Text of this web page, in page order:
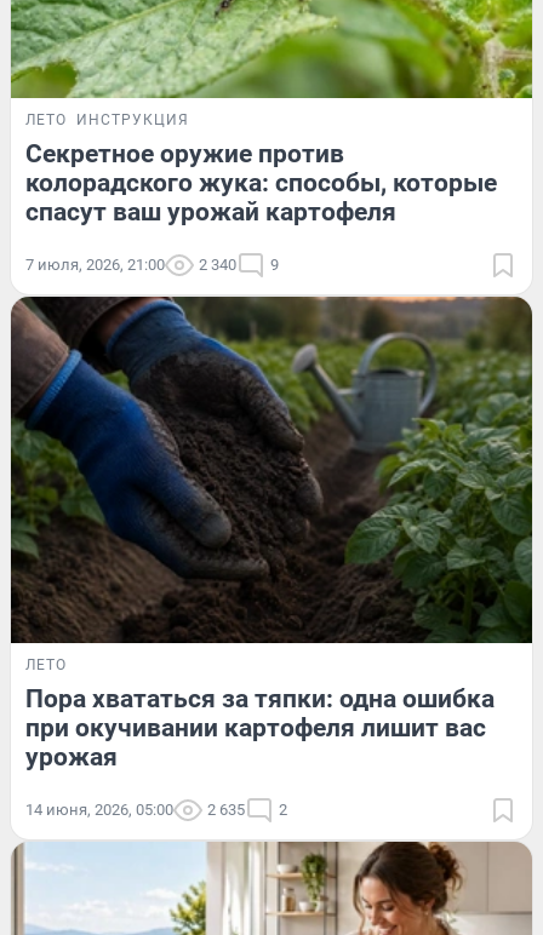
ЛЕТО ИНСТРУКЦИЯ
Секретное оружие против
колорадского жука: способы, которые
спасут ваш урожай картофеля
7 июля, 2026, 21:00 2 340 9
ЛЕТО
Пора хвататься за тяпки: одна ошибка
при окучивании картофеля лишит вас
урожая
14 июня, 2026, 05:00 2 635 2